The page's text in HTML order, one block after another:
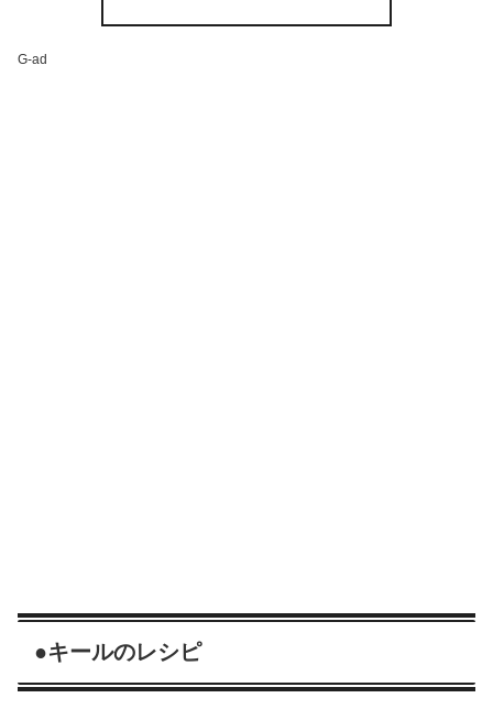
G-ad
●キールのレシピ